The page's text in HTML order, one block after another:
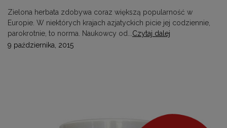
Zielona herbata zdobywa coraz większą popularność w
Europie. W niektórych krajach azjatyckich picie jej codziennie,
parokrotnie, to norma. Naukowcy od...Czytaj dalej
9 października, 2015